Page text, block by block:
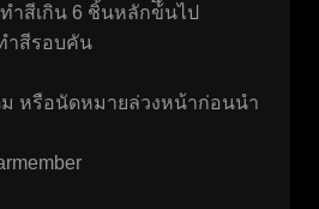
ำสีเกิน 6 ชิ้นหลักข้ึนไป
ำสีรอบคัน
หรือนัดหมายล่วงหน้าก่อนนำ